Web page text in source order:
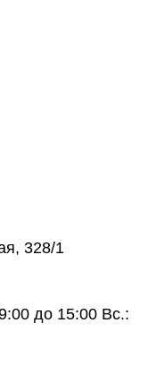
328/1
до 15:00 Вс.: